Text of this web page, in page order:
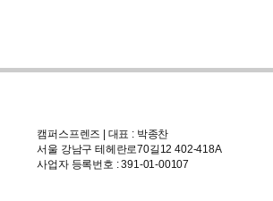
캠퍼스프렌즈 | 대표 : 박종찬
서울 강남구 테헤란로70길12 402-418A
사업자 등록번호 : 391-01-00107